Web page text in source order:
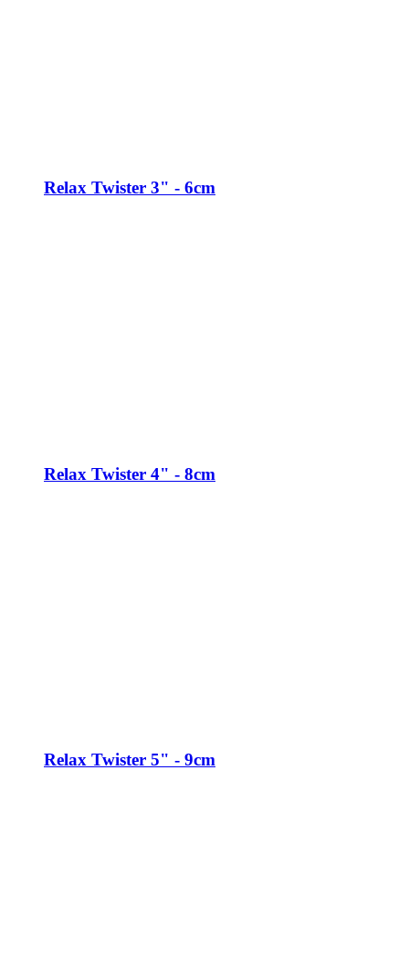
Relax Twister 3" - 6cm
Relax Twister 4" - 8cm
Relax Twister 5" - 9cm